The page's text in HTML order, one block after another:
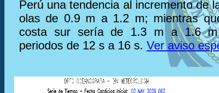
Perú una tendencia al incremento de
olas de 0.9 m a 1.2 m; mientras
costa sur sería de 1.3 m a 1.6
periodos de 12 s a 16 s. Ver aviso